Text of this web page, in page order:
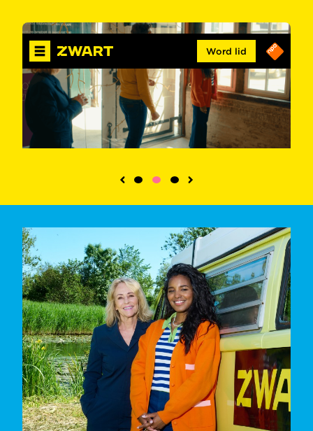
Word lid